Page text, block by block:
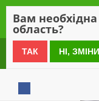
0 800 21 54
Вам
область?
ТАК НІ,